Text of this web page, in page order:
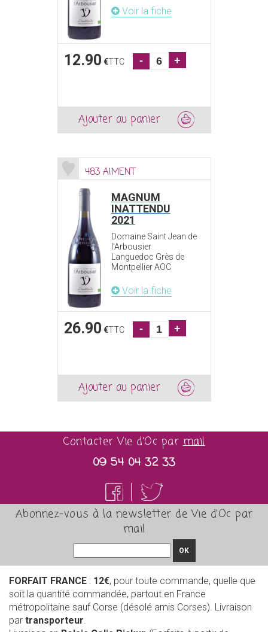
Voir la fiche
12.90 €TTC - +
Ajouter au panier
483 AIMENT
MAGNUM
INATTENDU
2021
Domaine Saint Jean de
l'Arbousier
Languedoc Grès de
Montpellier AOC
Voir la fiche
26.90 €TTC - +
Ajouter au panier
Contacter Vie d'Oc parmail
09 54 04 32 33
Abonnez-vous à la newsletter de Vie d'Oc par
mail
OK
FORFAIT FRANCE : 12€, pour toute commande, quelle que
soit la quantité commandée, partout en France
métropolitaine sauf Corse (désolé amis Corses). Livraison
par transporteur.